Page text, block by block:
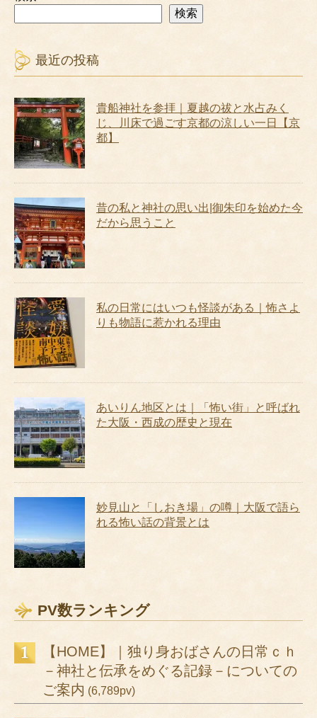
検索
最近の投稿
貴船神社を参拝｜夏越の祓と水占みく
じ、川床で過ごす京都の涼しい一日【京
都】
昔の私と神社の思い出|御朱印を始めた今
だから思うこと
私の日常にはいつも怪談がある｜怖さよ
りも物語に惹かれる理由
あいりん地区とは｜「怖い街」と呼ばれ
た大阪・西成の歴史と現在
妙見山と「しおき場」の噂｜大阪で語ら
れる怖い話の背景とは
PV数ランキング
【HOME】｜独り身おばさんの日常ｃｈ
－神社と伝承をめぐる記録－についての
ご案内 (6,789pv)